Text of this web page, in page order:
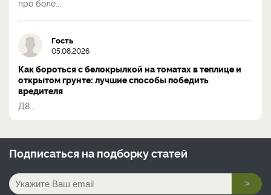
про боле...
Гость
05.08.2026
Как бороться с белокрылкой на томатах в теплице и
открытом грунте: лучшие способы победить
вредителя
Д8...
Подписаться на подборку статей
>